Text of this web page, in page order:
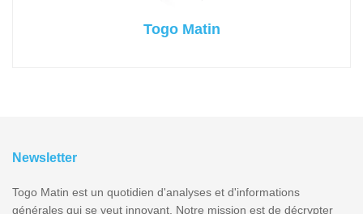
Togo Matin
Newsletter
Togo Matin est un quotidien d'analyses et d'informations
générales qui se veut innovant. Notre mission est de décrypter